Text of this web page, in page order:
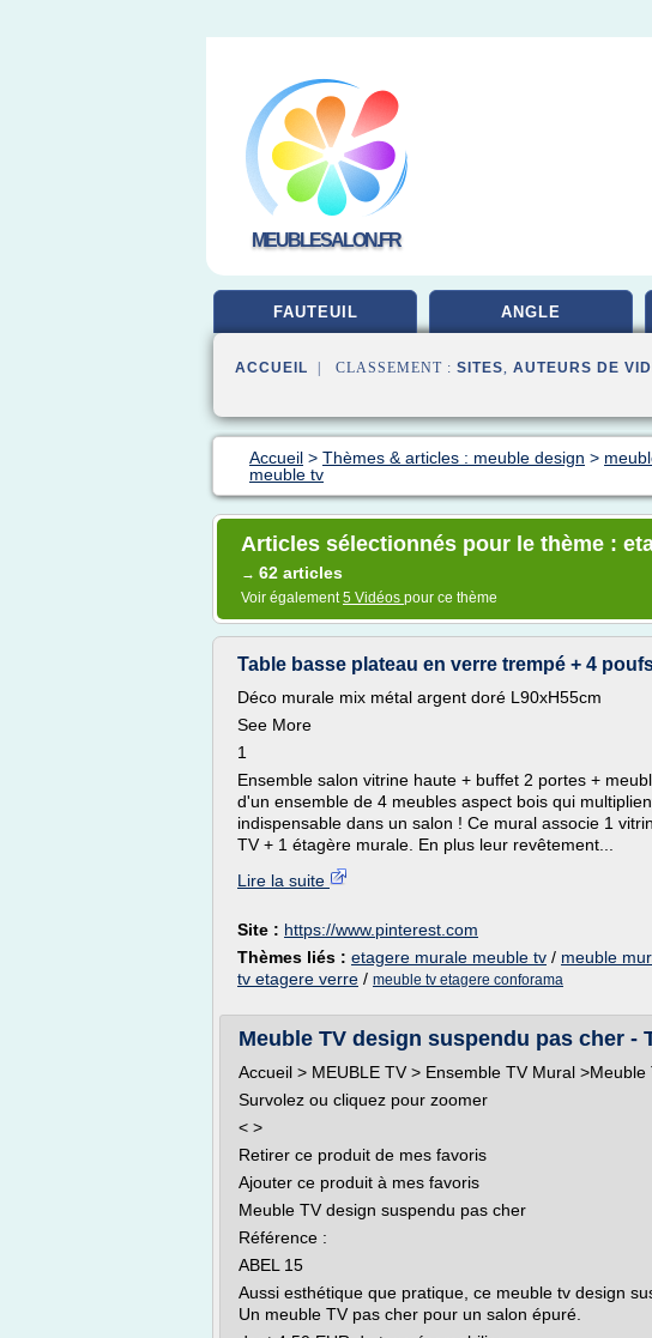
MEUBLESALON.FR
FAUTEUIL ANGLE
ACCUEIL | CLASSEMENT : SITES, AUTEURS DE
Accueil > Thèmes & articles : meuble design >
meuble tv
Articles sélectionnés pour le thème :
→ 62 articles
Voir également5 Vidéos pour ce thème
Table basse plateau en verre trempé + 4
Déco murale mix métal argent doré L90xH55cm
See More
1
Ensemble salon vitrine haute + buffet 2 portes +
d'un ensemble de 4 meubles aspect bois qui
indispensable dans un salon ! Ce mural associe 1
TV + 1 étagère murale. En plus leur revêtement...
Lire la suite
Site : https://www.pinterest.com
Thèmes liés : etagere murale meuble tv / meuble
tv etagere verre / meuble tv etagere conforama
Meuble TV design suspendu pas cher -
Accueil > MEUBLE TV > Ensemble TV Mural
Survolez ou cliquez pour zoomer
< >
Retirer ce produit de mes favoris
Ajouter ce produit à mes favoris
Meuble TV design suspendu pas cher
Référence :
ABEL 15
Aussi esthétique que pratique, ce meuble tv design
Un meuble TV pas cher pour un salon épuré.